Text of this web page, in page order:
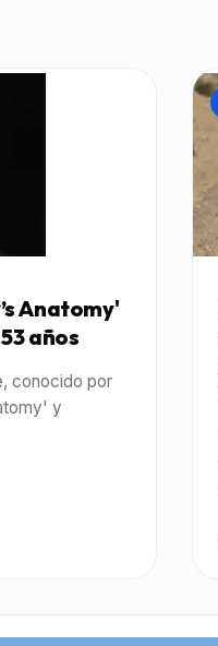
Anatomy'
años
conocido por
y